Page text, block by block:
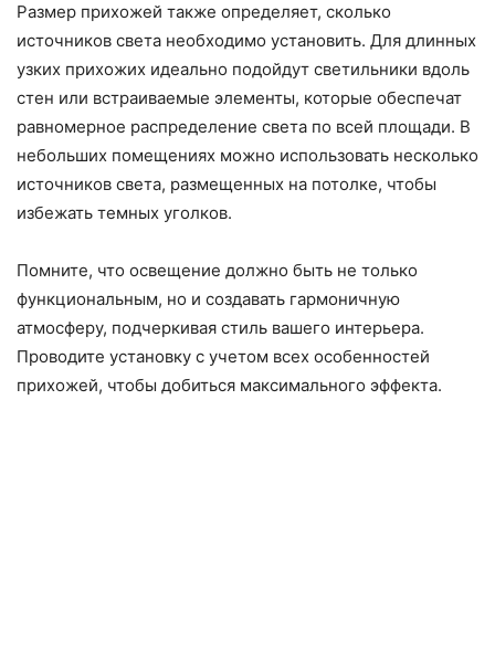
Размер прихожей также определяет, сколько
источников света необходимо установить. Для длинных
узких прихожих идеально подойдут светильники вдоль
стен или встраиваемые элементы, которые обеспечат
равномерное распределение света по всей площади. В
небольших помещениях можно использовать несколько
источников света, размещенных на потолке, чтобы
избежать темных уголков.
Помните, что освещение должно быть не только
функциональным, но и создавать гармоничную
атмосферу, подчеркивая стиль вашего интерьера.
Проводите установку с учетом всех особенностей
прихожей, чтобы добиться максимального эффекта.